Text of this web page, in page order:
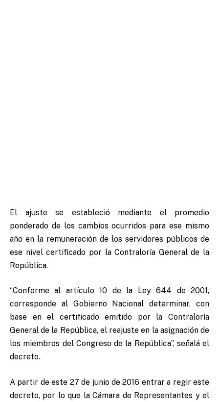
El ajuste se estableció mediante el promedio
ponderado de los cambios ocurridos para ese mismo
año en la remuneración de los servidores públicos de
ese nivel certificado por la Contraloría General de la
República.
“Conforme al artículo 10 de la Ley 644 de 2001,
corresponde al Gobierno Nacional determinar, con
base en el certificado emitido por la Contraloría
General de la República, el reajuste en la asignación de
los miembros del Congreso de la República”, señalá el
decreto.
A partir de este 27 de junio de 2016 entrar a regir este
decreto, por lo que la Cámara de Representantes y el